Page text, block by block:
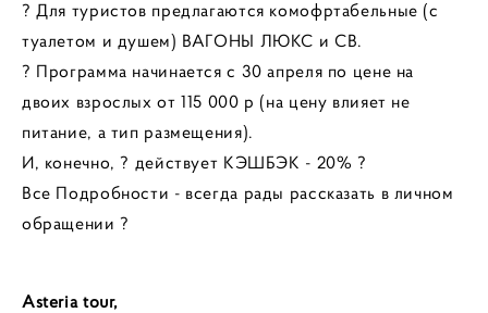
? Для туристов предлагаются комофртабельные (с
туалетом и душем) ВАГОНЫ ЛЮКС и СВ.
? Программа начинается с 30 апреля по цене на
двоих взрослых от 115 000 р (на цену влияет не
питание, а тип размещения).
И, конечно, ? действует КЭШБЭК - 20% ?
Все Подробности - всегда рады рассказать в личном
обращении ?
Asteria tour,